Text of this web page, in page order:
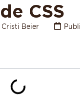
CSS
Cristi Beier